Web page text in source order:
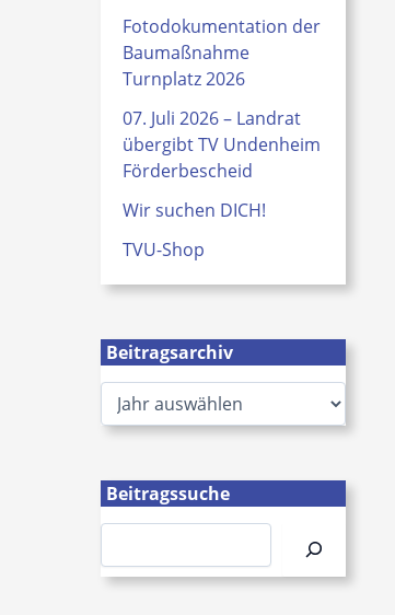
Fotodokumentation der
Baumaßnahme
Turnplatz 2026
07. Juli 2026 – Landrat
übergibt TV Undenheim
Förderbescheid
Wir suchen DICH!
TVU-Shop
Beitragsarchiv
A
i
Beitragssuche
Suchen